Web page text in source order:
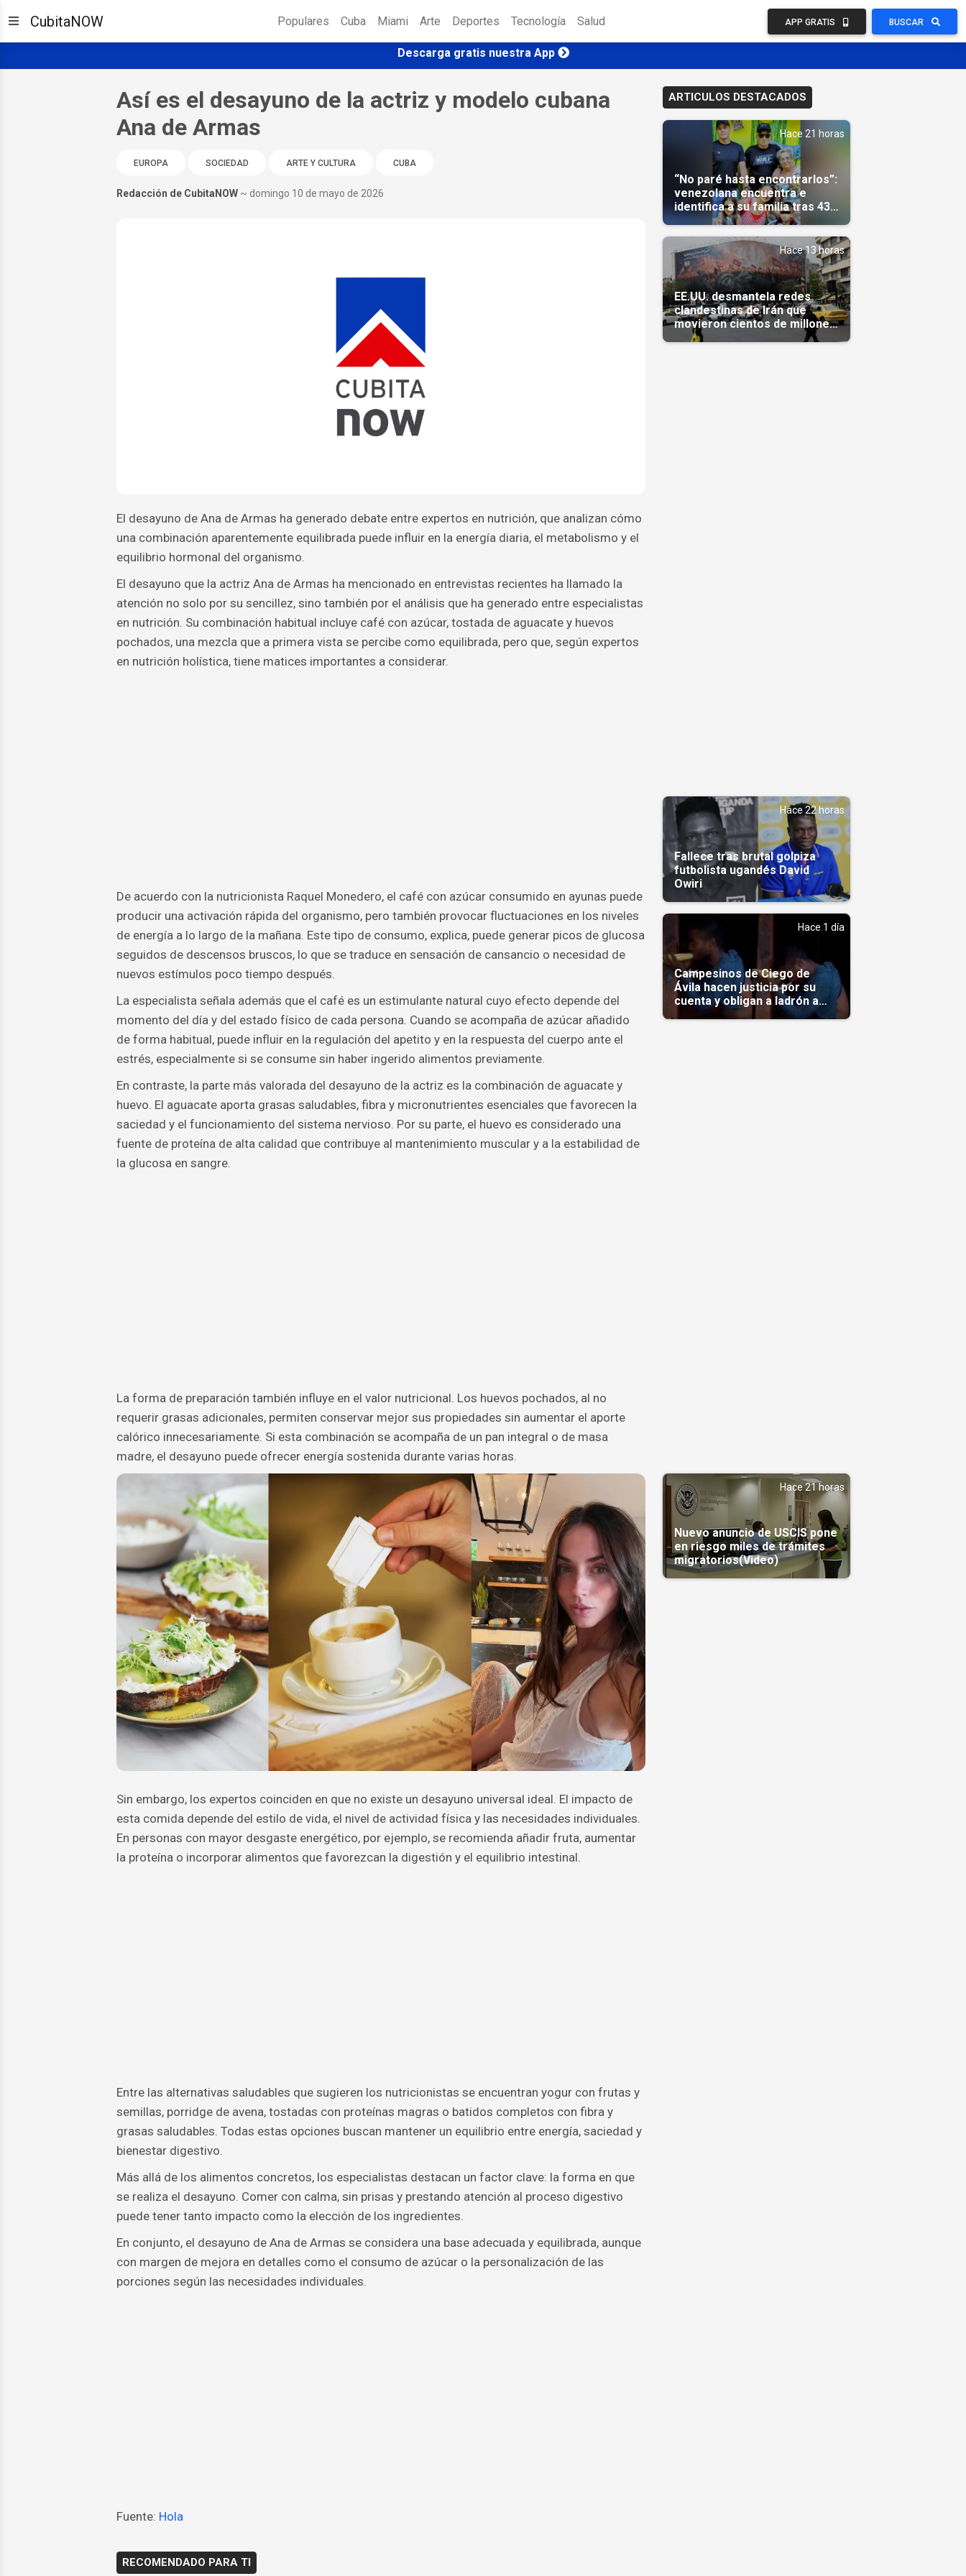
CubitaNOW Populares Cuba Miami Arte Deportes Tecnología Salud APP GRATIS BUSCAR
Descarga gratis nuestra App
Así es el desayuno de la actriz y modelo cubana
Ana de Armas
EUROPA SOCIEDAD ARTE Y CULTURA CUBA
Redacción de CubitaNOW ~ domingo 10 de mayo de 2026
El desayuno de Ana de Armas ha generado debate entre expertos en nutrición, que analizan cómo
una combinación aparentemente equilibrada puede influir en la energía diaria, el metabolismo y el
equilibrio hormonal del organismo.
El desayuno que la actriz Ana de Armas ha mencionado en entrevistas recientes ha llamado la
atención no solo por su sencillez, sino también por el análisis que ha generado entre especialistas
en nutrición. Su combinación habitual incluye café con azúcar, tostada de aguacate y huevos
pochados, una mezcla que a primera vista se percibe como equilibrada, pero que, según expertos
en nutrición holística, tiene matices importantes a considerar.
De acuerdo con la nutricionista Raquel Monedero, el café con azúcar consumido en ayunas puede
producir una activación rápida del organismo, pero también provocar fluctuaciones en los niveles
de energía a lo largo de la mañana. Este tipo de consumo, explica, puede generar picos de glucosa
seguidos de descensos bruscos, lo que se traduce en sensación de cansancio o necesidad de
nuevos estímulos poco tiempo después.
La especialista señala además que el café es un estimulante natural cuyo efecto depende del
momento del día y del estado físico de cada persona. Cuando se acompaña de azúcar añadido
de forma habitual, puede influir en la regulación del apetito y en la respuesta del cuerpo ante el
estrés, especialmente si se consume sin haber ingerido alimentos previamente.
En contraste, la parte más valorada del desayuno de la actriz es la combinación de aguacate y
huevo. El aguacate aporta grasas saludables, fibra y micronutrientes esenciales que favorecen la
saciedad y el funcionamiento del sistema nervioso. Por su parte, el huevo es considerado una
fuente de proteína de alta calidad que contribuye al mantenimiento muscular y a la estabilidad de
la glucosa en sangre.
La forma de preparación también influye en el valor nutricional. Los huevos pochados, al no
requerir grasas adicionales, permiten conservar mejor sus propiedades sin aumentar el aporte
calórico innecesariamente. Si esta combinación se acompaña de un pan integral o de masa
madre, el desayuno puede ofrecer energía sostenida durante varias horas.
Sin embargo, los expertos coinciden en que no existe un desayuno universal ideal. El impacto de
esta comida depende del estilo de vida, el nivel de actividad física y las necesidades individuales.
En personas con mayor desgaste energético, por ejemplo, se recomienda añadir fruta, aumentar
la proteína o incorporar alimentos que favorezcan la digestión y el equilibrio intestinal.
Entre las alternativas saludables que sugieren los nutricionistas se encuentran yogur con frutas y
semillas, porridge de avena, tostadas con proteínas magras o batidos completos con fibra y
grasas saludables. Todas estas opciones buscan mantener un equilibrio entre energía, saciedad y
bienestar digestivo.
Más allá de los alimentos concretos, los especialistas destacan un factor clave: la forma en que
se realiza el desayuno. Comer con calma, sin prisas y prestando atención al proceso digestivo
puede tener tanto impacto como la elección de los ingredientes.
En conjunto, el desayuno de Ana de Armas se considera una base adecuada y equilibrada, aunque
con margen de mejora en detalles como el consumo de azúcar o la personalización de las
porciones según las necesidades individuales.
Fuente: Hola
RECOMENDADO PARA TI
ARTICULOS DESTACADOS
Hace 21 horas
“No paré hasta encontrarlos”:
venezolana encuentra e
identifica a su familia tras 43
días del terremoto
Hace 13 horas
EE.UU. desmantela redes
clandestinas de Irán que
movieron cientos de millones
de dólares
Hace 22 horas
Fallece tras brutal golpiza
futbolista ugandés David
Owiri
Hace 1 día
Campesinos de Ciego de
Ávila hacen justicia por su
cuenta y obligan a ladrón a
comerse el maíz robado
Hace 21 horas
Nuevo anuncio de USCIS pone
en riesgo miles de trámites
migratorios(Video)